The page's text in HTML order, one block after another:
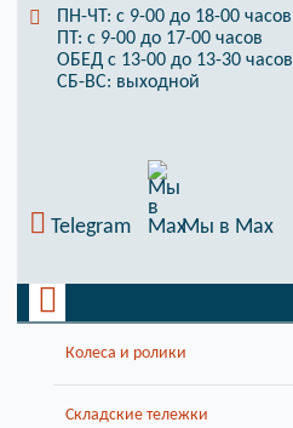
ПН-ЧТ: с 9-00 до 18-00 часов
ПТ: с 9-00 до 17-00 часов
ОБЕД с 13-00 до 13-30 часов
СБ-ВС: выходной
Telegram Мы в Max
Колеса и ролики
Складские тележки